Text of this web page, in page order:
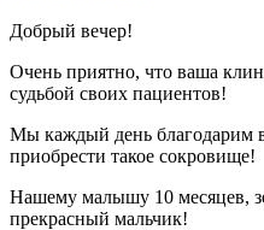
Добрый вечер!
Очень приятно, что ваша
судьбой своих пациентов!
Мы каждый день благодарим
приобрести такое сокровище!
Нашему малышу 10 месяцев,
прекрасный мальчик!